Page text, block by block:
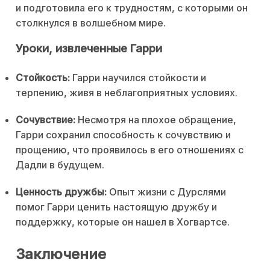
и подготовила его к трудностям, с которыми он
столкнулся в волшебном мире.
Уроки, извлеченные Гарри
Стойкость: Гарри научился стойкости и
терпению, живя в неблагоприятных условиях.
Сочувствие: Несмотря на плохое обращение,
Гарри сохранил способность к сочувствию и
прощению, что проявилось в его отношениях с
Дадли в будущем.
Ценность дружбы: Опыт жизни с Дурслями
помог Гарри ценить настоящую дружбу и
поддержку, которые он нашел в Хогвартсе.
Заключение